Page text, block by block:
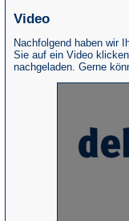
Video
Nachfolgend haben wir
Sie auf ein Video
nachgeladen. Gerne